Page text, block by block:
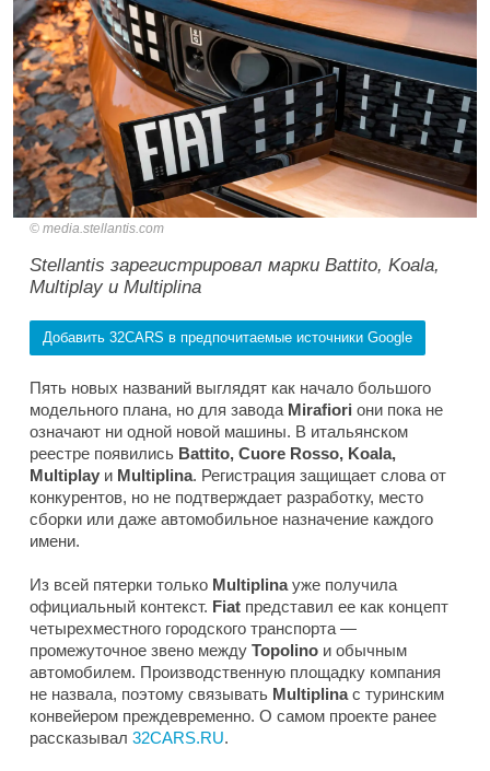
media.stellantis.com
Stellantis зарегистрировал марки Battito, Koala,
Multiplay и Multiplina
Добавить 32CARS в предпочитаемые источники Google
Пять новых названий выглядят как начало большого
модельного плана, но для завода Mirafiori они пока не
означают ни одной новой машины. В итальянском
реестре появились Battito, Cuore Rosso, Koala,
Multiplay и Multiplina. Регистрация защищает слова от
конкурентов, но не подтверждает разработку, место
сборки или даже автомобильное назначение каждого
имени.
Из всей пятерки только Multiplinaуже получила
официальный контекст. Fiat представил ее как концепт
четырехместного городского транспорта —
промежуточное звено между Topolino и обычным
автомобилем. Производственную площадку компания
не назвала, поэтому связывать Multiplinaс туринским
конвейером преждевременно. О самом проекте ранее
рассказывал 32CARS.RU.